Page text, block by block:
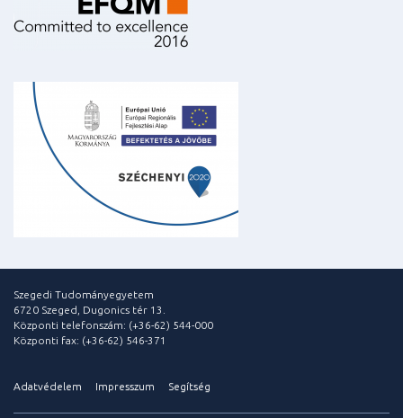
Szegedi Tudományegyetem
6720 Szeged, Dugonics tér 13.
Központi telefonszám: (+36-62) 544-000
Központi fax: (+36-62) 546-371
Adatvédelem Impresszum Segítség